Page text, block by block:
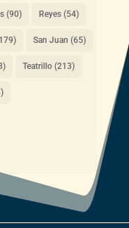
(90) Reyes(54)
San Juan (65)
Teatrillo(213)